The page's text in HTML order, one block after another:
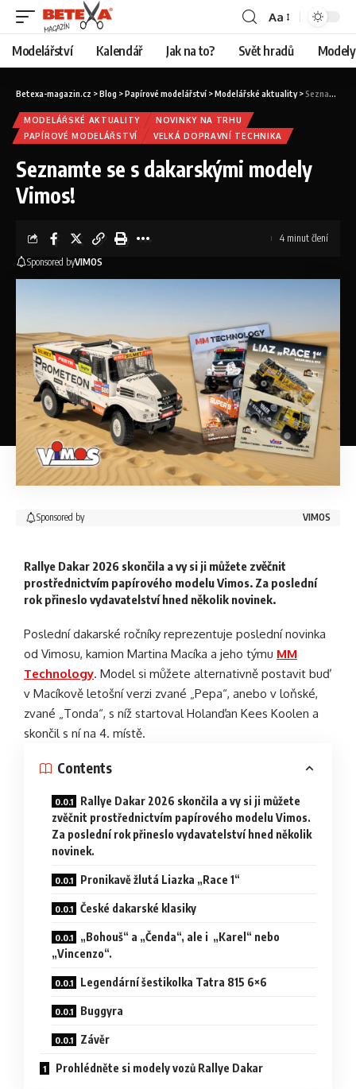
Aa
Modelářství Kalendář Jak na to? Svět hradů
Betexa-magazin.cz >Blog >Papírové modelářství >Modelářské aktuality>Seznamte se s dakarskými modely Vimos!
MODELÁŘSKÉ AKTUALITY
NOVINKY NA TRHU
PAPÍROVÉ MODELÁŘSTVÍ
VELKÁ DOPRAVNÍ TECHNIKA
Seznamte se s dakarskými modely
Vimos!
Sponsored byVIMOS
4 minut člení
Sponsored by VIMOS
Rallye Dakar 2026 skončila a vy si ji můžete zvěčnit
prostřednictvím papírového modelu Vimos. Za poslední
rok přineslo vydavatelství hned několik novinek.
Poslední dakarské ročníky reprezentuje poslední novinka
od Vimosu, kamion Martina Macíka a jeho týmu MM
Technology. Model si můžete alternativně postavit buď
v Macíkově letošní verzi zvané „Pepa“, anebo v loňské,
zvané „Tonda“, s níž startoval Holanďan Kees Koolen a
skončil s ní na 4. místě.
Contents
Rallye Dakar 2026 skončila a vy si ji můžete
zvěčnit prostřednictvím papírového modelu Vimos.
Za poslední rok přineslo vydavatelství hned několik
novinek.
Pronikavě žlutá Liazka „Race 1“
České dakarské klasiky
„Bohouš“ a „Čenda“, ale i „Karel“ nebo
„Vincenzo“.
Legendární šestikolka Tatra 815 6×6
Buggyra
Závěr
Prohlédněte si modely vozů Rallye Dakar